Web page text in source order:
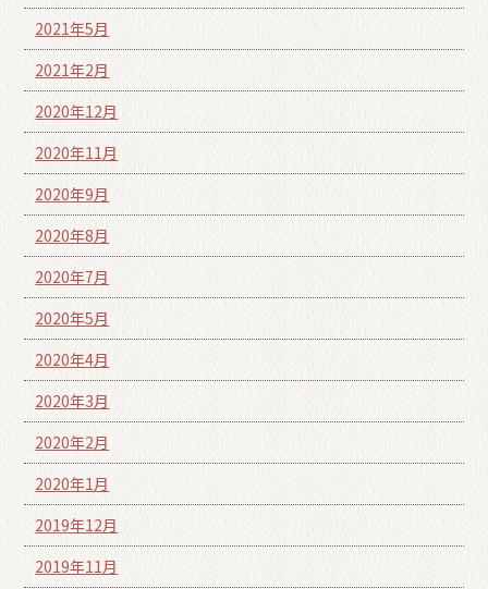
2021年5月
2021年2月
2020年12月
2020年11月
2020年9月
2020年8月
2020年7月
2020年5月
2020年4月
2020年3月
2020年2月
2020年1月
2019年12月
2019年11月